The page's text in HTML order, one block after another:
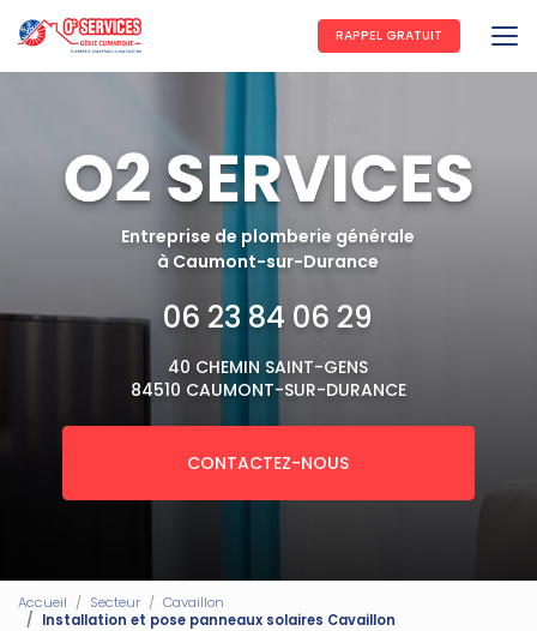
au
contenu
principal
RAPPEL GRATUIT
Entreprise de plomberie générale
à Caumont-sur-Durance
06 23 84 06 29
40 CHEMIN SAINT-GENS
84510 CAUMONT-SUR-DURANCE
CONTACTEZ-NOUS
Accueil Secteur
Cavaillon
Installation et pose panneaux solaires Cavaillon